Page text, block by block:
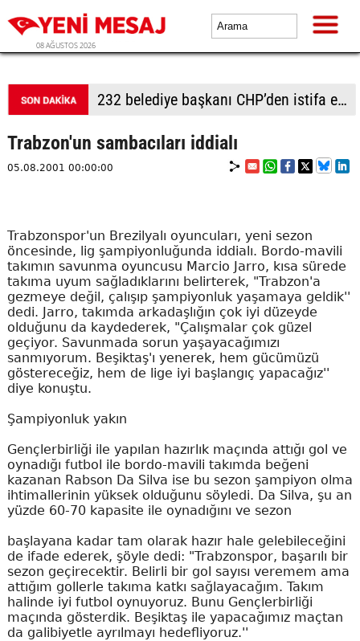
08 AĞUSTOS 2026
232 belediye başkanı CHP’den istifa etti
Trabzon'un sambacıları iddialı
05.08.2001 00:00:00
Trabzonspor'un Brezilyalı oyuncuları, yeni sezon
öncesinde, lig şampiyonluğunda iddialı. Bordo-mavili
takımın savunma oyuncusu Marcio Jarro, kısa sürede
takıma uyum sağladıklarını belirterek, "Trabzon'a
gezmeye değil, çalışıp şampiyonluk yaşamaya geldik''
dedi. Jarro, takımda arkadaşlığın çok iyi düzeyde
olduğunu da kaydederek, "Çalışmalar çok güzel
geçiyor. Savunmada sorun yaşayacağımızı
sanmıyorum. Beşiktaş'ı yenerek, hem gücümüzü
göstereceğiz, hem de lige iyi başlangıç yapacağız''
diye konuştu.
Şampiyonluk yakın
Gençlerbirliği ile yapılan hazırlık maçında attığı gol ve
oynadığı futbol ile bordo-mavili takımda beğeni
kazanan Rabson Da Silva ise bu sezon şampiyon olma
ihtimallerinin yüksek olduğunu söyledi. Da Silva, şu an
yüzde 60-70 kapasite ile oynadığını ve sezon
başlayana kadar tam olarak hazır hale gelebileceğini
de ifade ederek, şöyle dedi: "Trabzonspor, başarılı bir
sezon geçirecektir. Belirli bir gol sayısı veremem ama
attığım gollerle takıma katkı sağlayacağım. Takım
halinde iyi futbol oynuyoruz. Bunu Gençlerbirliği
maçında gösterdik. Beşiktaş ile yapacağımız maçtan
da galibiyetle ayrılmayı hedefliyoruz.''